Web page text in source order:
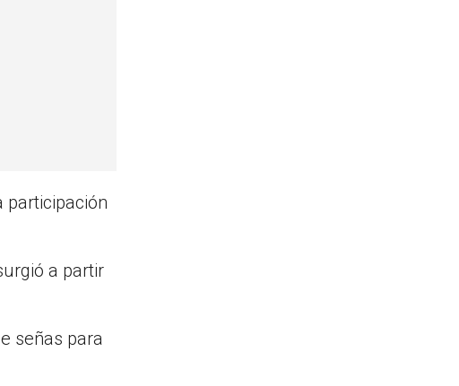
participación
a partir
señas para